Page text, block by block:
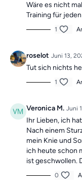
Wäre es nicht
Training für
1
roselot Juni 13,
Tut sich nichts
1
Veronica M. Juni
Ihr Lieben, ich
Nach einem
mein Knie und
ich heute schon
ist geschwollen.
0